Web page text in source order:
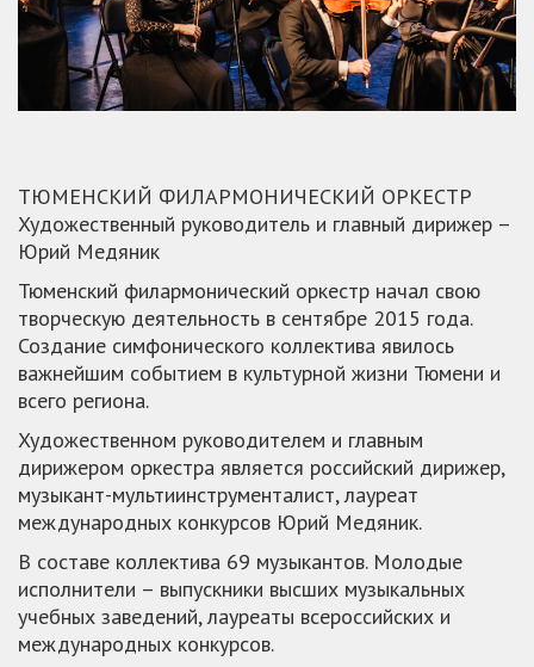
ТЮМЕНСКИЙ ФИЛАРМОНИЧЕСКИЙ ОРКЕСТР
Художественный руководитель и главный дирижер –
Юрий Медяник
Тюменский филармонический оркестр начал свою
творческую деятельность в сентябре 2015 года.
Создание симфонического коллектива явилось
важнейшим событием в культурной жизни Тюмени и
всего региона.
Художественном руководителем и главным
дирижером оркестра является российский дирижер,
музыкант-мультиинструменталист, лауреат
международных конкурсов Юрий Медяник.
В составе коллектива 69 музыкантов. Молодые
исполнители – выпускники высших музыкальных
учебных заведений, лауреаты всероссийских и
международных конкурсов.